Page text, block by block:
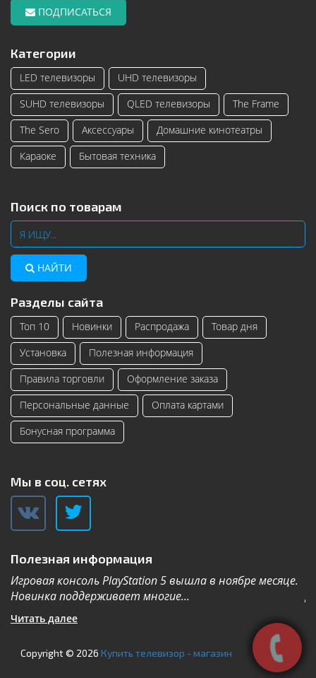
ПОДПИСАТЬСЯ
Категории
LED телевизоры
UHD телевизоры
SUHD телевизоры
QLED телевизоры
The Frame
The Sero
Аксессуары
Домашние кинотеатры
Караоке
Бытовая техника
Поиск по товарам
НАЙТИ
Разделы сайта
Топ 10 Новинки Распродажа
Товар дня
Установка
Полезная информация
Правила торговли
Оформление заказа
Персональные данные
Оплата картами
Бонусная программа
Мы в соц. сетях
Полезная информация
Игровая консоль PlayStation 5 вышла в ноябре месяце.
Новинка поддерживает многие...
Читать далее
Copyright © 2026 Купить телевизор - магазин